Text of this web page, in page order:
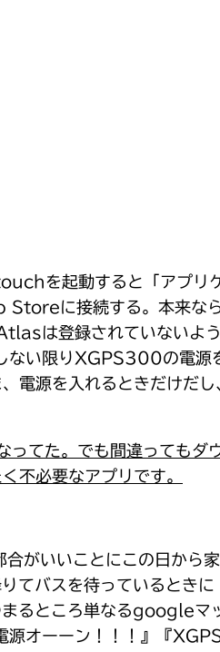
を起動すると「アプリケ
に接続する。本来な
は登録されていないよ
い限りXGPS300の電源
源を入れるときだけだ
た。でも間違ってもダ
不必要なアプリです。
がいいことにこの日か
バスを待っているとき
ところ単なるgoogleマ
源オーーン！！！』『